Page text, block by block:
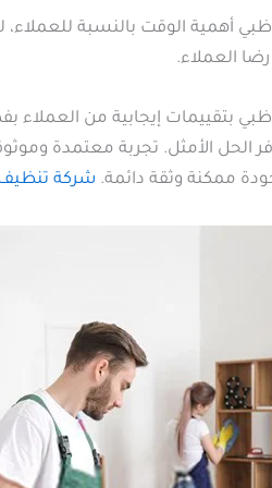
أهمية الوقت بالنسبة للعملاء،
العملاء.
بتقييمات إيجابية من العملاء
الحل الأمثل. تجربة معتمدة
ممكنة وثقة دائمة. شركة تنظيف